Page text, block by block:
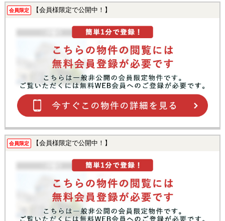
会員限定 【会員様限定で公開中！】
会員限定 【会員様限定で公開中！】